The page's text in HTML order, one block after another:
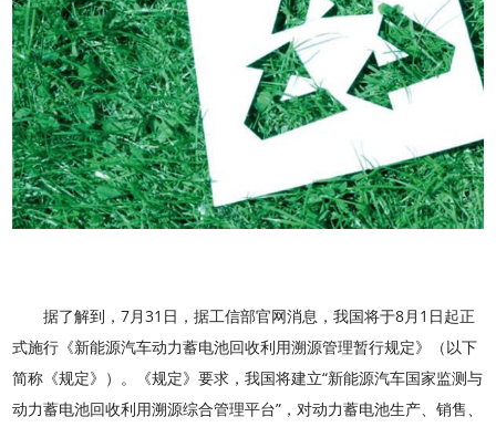
据了解到，7月31日，据工信部官网消息，我国将于8月1日起正
式施行《新能源汽车动力蓄电池回收利用溯源管理暂行规定》（以下
简称《规定》）。《规定》要求，我国将建立“新能源汽车国家监测与
动力蓄电池回收利用溯源综合管理平台”，对动力蓄电池生产、销售、